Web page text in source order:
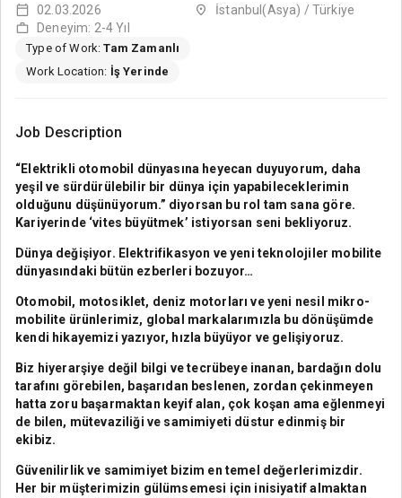
02.03.2026
İstanbul(Asya) / Türkiye
Deneyim: 2-4 Yıl
Type of Work:Tam Zamanlı
Work Location: İş Yerinde
Job Description
“Elektrikli otomobil dünyasına heyecan duyuyorum, daha
yeşil ve sürdürülebilir bir dünya için yapabileceklerimin
olduğunu düşünüyorum.” diyorsan bu rol tam sana göre.
Kariyerinde ‘vites büyütmek’ istiyorsan seni bekliyoruz.
Dünya değişiyor. Elektrifikasyon ve yeni teknolojiler mobilite
dünyasındaki bütün ezberleri bozuyor…
Otomobil, motosiklet, deniz motorları ve yeni nesil mikro-
mobilite ürünlerimiz, global markalarımızla bu dönüşümde
kendi hikayemizi yazıyor, hızla büyüyor ve gelişiyoruz.
Biz hiyerarşiye değil bilgi ve tecrübeye inanan, bardağın dolu
tarafını görebilen, başarıdan beslenen, zordan çekinmeyen
hatta zoru başarmaktan keyif alan, çok koşan ama eğlenmeyi
de bilen, mütevaziliği ve samimiyeti düstur edinmiş bir
ekibiz.
Güvenilirlik ve samimiyet bizim en temel değerlerimizdir.
Her bir müşterimizin gülümsemesi için inisiyatif almaktan